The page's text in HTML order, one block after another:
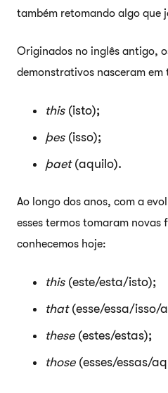
também retomando algo que
Originados no inglês antigo,
demonstrativos nasceram em
this(isto);
þes(isso);
þaet(aquilo).
Ao longo dos anos, com a
esses termos tomaram novas
conhecemos hoje:
this(este/esta/isto);
that(esse/essa/isso/
these(estes/estas);
those(esses/essas/